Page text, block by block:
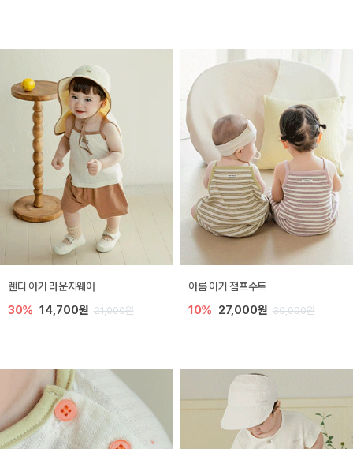
렌디 아기 라운지웨어
30% 14,700원 21,000원
아롬 아기 점프수트
10% 27,000원 30,000원